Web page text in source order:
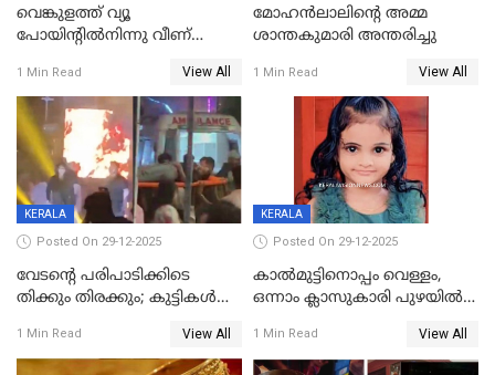
വെങ്കുളത്ത് വ്യൂ
പോയിന്റിൽനിന്നു വീണ്
1 Min Read View All
മോഹന്‍ലാലിന്‍റെ അമ്മ
ശാന്തകുമാരി അന്തരിച്ചു
1 Min Read View All
KERALA
Posted On 29-12-2025
വേടന്റെ പരിപാടിക്കിടെ
തിക്കും തിരക്കും; കുട്ടികള്‍
പരിക്ക്; പാളം മറികടന്ന
യുവാവ് ട്രെയിന്‍ തട്ടി മരിച്ചു
1 Min Read View All
KERALA
Posted On 29-12-2025
കാൽമുട്ടിനൊപ്പം വെള്ളം,
ഒന്നാം ക്ലാസുകാരി പുഴയിൽ
കുട്ടികൾക്കൊപ്പം
കളിക്കുന്നതിനിടെ
1 Min Read View All